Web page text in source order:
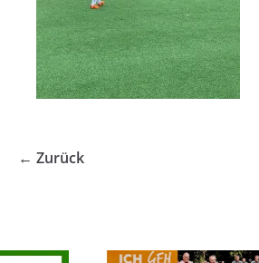
← Zurück